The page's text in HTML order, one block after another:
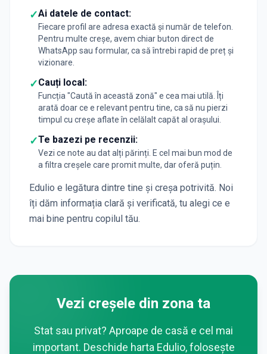
✓Ai datele de contact:
Fiecare profil are adresa exactă și număr de telefon.
Pentru multe creșe, avem chiar buton direct de
WhatsApp sau formular, ca să întrebi rapid de preț și
vizionare.
✓Cauți local:
Funcția "Caută în această zonă" e cea mai utilă. Îți
arată doar ce e relevant pentru tine, ca să nu pierzi
timpul cu creșe aflate în celălalt capăt al orașului.
✓Te bazezi pe recenzii:
Vezi ce note au dat alți părinți. E cel mai bun mod de
a filtra creșele care promit multe, dar oferă puțin.
Edulio e legătura dintre tine și creșa potrivită. Noi
îți dăm informația clară și verificată, tu alegi ce e
mai bine pentru copilul tău.
Vezi creșele din zona ta
Stat sau privat? Aproape de casă e cel mai
important. Deschide harta Edulio, folosește